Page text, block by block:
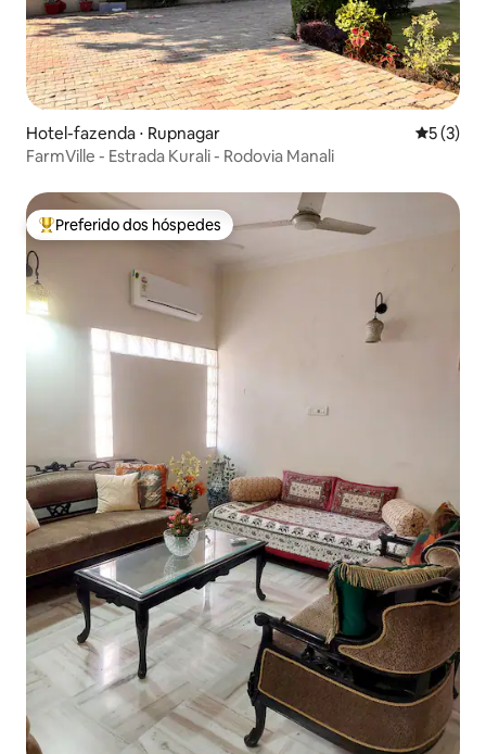
Hotel-fazenda ⋅ Rupnagar 5 de
5 (3)
FarmVille - Estrada Kurali - Rodovia Manali
Entre os melhores preferidos dos hóspedes
Preferido dos hóspedes